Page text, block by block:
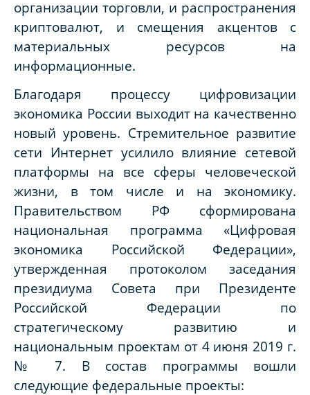
организации торговли, и распространения
криптовалют, и смещения акцентов с
материальных ресурсов на
информационные.
Благодаря процессу цифровизации
экономика России выходит на качественно
новый уровень. Стремительное развитие
сети Интернет усилило влияние сетевой
платформы на все сферы человеческой
жизни, в том числе и на экономику.
Правительством РФ сформирована
национальная программа «Цифровая
экономика Российской Федерации»,
утвержденная протоколом заседания
президиума Совета при Президенте
Российской Федерации по
стратегическому развитию и
национальным проектам от 4 июня 2019 г.
№ 7. В состав программы вошли
следующие федеральные проекты: